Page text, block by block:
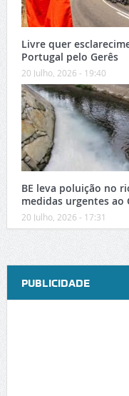
Livre quer
Portugal pelo Gerês
20 Julho, 2026 - 19:40
BE leva poluição no
medidas urgentes ao
20 Julho, 2026 - 17:31
PUBLICIDADE